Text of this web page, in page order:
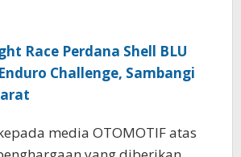
Race Perdana Shell BLU
Challenge, Sambangi
media OTOMOTIF atas